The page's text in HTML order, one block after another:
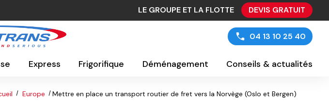
LE GROUPE ET LA FLOTTE DEVIS GRATUIT
04 13 10 25 40
Express Frigorifique Déménagement Conseils & actualités
Europe Mettre en place un transport routier de fret vers la Norvège (Oslo et Bergen)